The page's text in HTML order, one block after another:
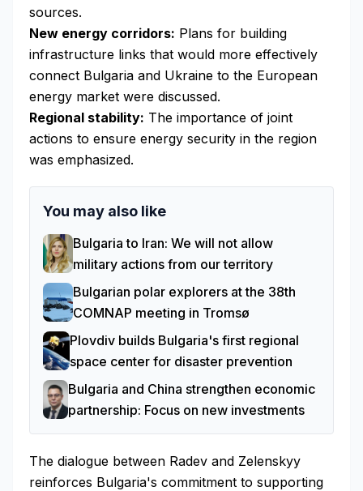
sources.
New energy corridors: Plans for building
infrastructure links that would more effectively
connect Bulgaria and Ukraine to the European
energy market were discussed.
Regional stability: The importance of joint
actions to ensure energy security in the region
was emphasized.
You may also like
Bulgaria to Iran: We will not allow
military actions from our territory
Bulgarian polar explorers at the 38th
COMNAP meeting in Tromsø
Plovdiv builds Bulgaria's first regional
space center for disaster prevention
Bulgaria and China strengthen economic
partnership: Focus on new investments
The dialogue between Radev and Zelenskyy
reinforces Bulgaria's commitment to supporting